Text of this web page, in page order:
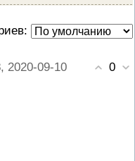
0
2020-09-10